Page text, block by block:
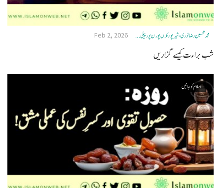
محمد تحسین رضا نوری - شیرپور کلاں پورن پور پیلی ... Feb 2, 2026
شب براءت کیسے گزاریں
اسلام کو جانیں